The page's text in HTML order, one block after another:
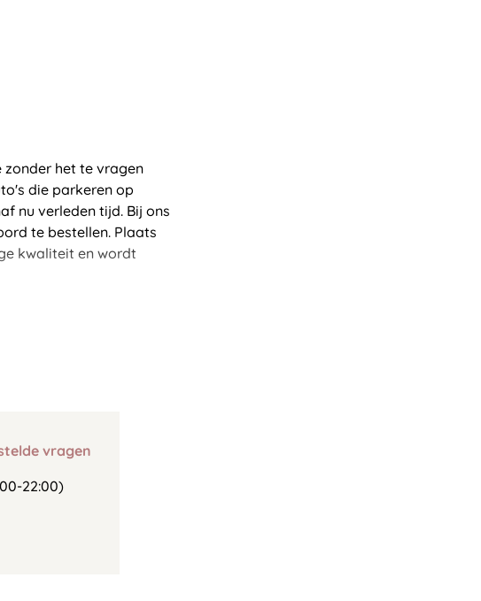
zonder het te vragen
die parkeren op
nu verleden tijd. Bij ons
te bestellen. Plaats
kwaliteit en wordt
vragen
22:00)